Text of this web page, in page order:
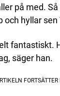
på med.
och hyllar sen
fantastiskt.
säger han.